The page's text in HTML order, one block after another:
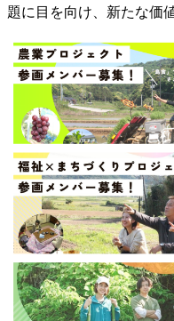
題に目を向け、新たな価